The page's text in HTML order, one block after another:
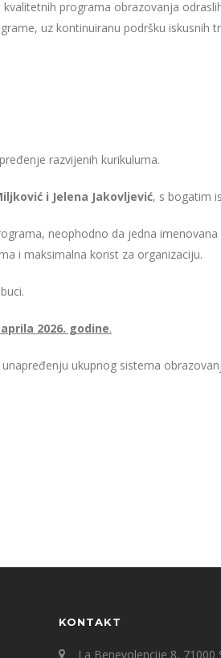
programa obrazovanja
uz kontinuiranu podršku iskusnih
razvijenih kurikuluma.
i Jelena Jakovljević, s bogatim
neophodno da jedna
i maksimalna korist za organizaciju.
2026. godine.
ukupnog sistema
KONTAKT
La Benevolencije 8, 71000